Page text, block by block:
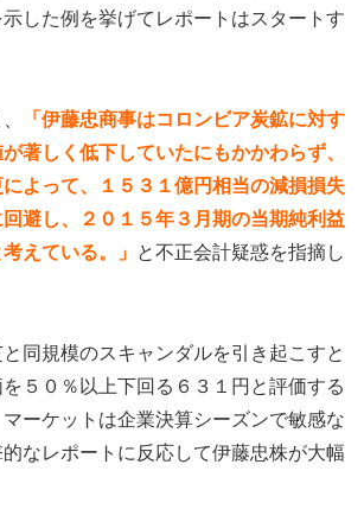
した例を挙げてレポートはスタートす
「伊藤忠商事はコロンビア炭鉱に対す
著しく低下していたにもかかわらず、
よって、１５３１億円相当の減損損失
避し、２０１５年３月期の当期純利益
えている。」 と不正会計疑惑を指摘し
同規模のスキャンダルを引き起こすと
５０％以上下回る６３１円と評価する
ーケットは企業決算シーズンで敏感な
なレポートに反応して伊藤忠株が大幅